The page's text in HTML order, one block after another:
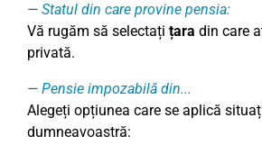
Statul din care provine pensia:
Vă rugăm să selectați țara din care
privată.
Pensie impozabilă din...
Alegeți opțiunea care se aplică
dumneavoastră: